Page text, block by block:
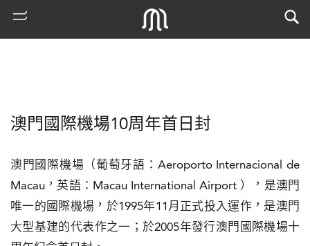
澳門國際機場10周年首日封
澳門國際機場（葡萄牙語：Aeroporto Internacional de
Macau，英語：Macau International Airport ），是澳門
唯一的國際機場，於1995年11月正式投入運作，是澳門
大型基建的代表作之一；於2005年發行澳門國際機場十